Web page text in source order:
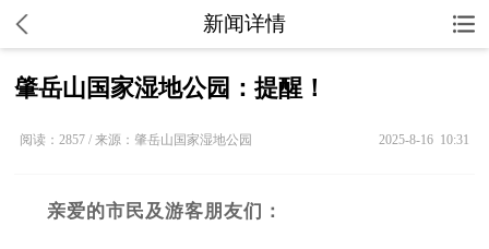
新闻详情
肇岳山国家湿地公园：提醒！
阅读：2857 / 来源：肇岳山国家湿地公园 2025-8-16 10:31
亲爱的市民及游客朋友们：